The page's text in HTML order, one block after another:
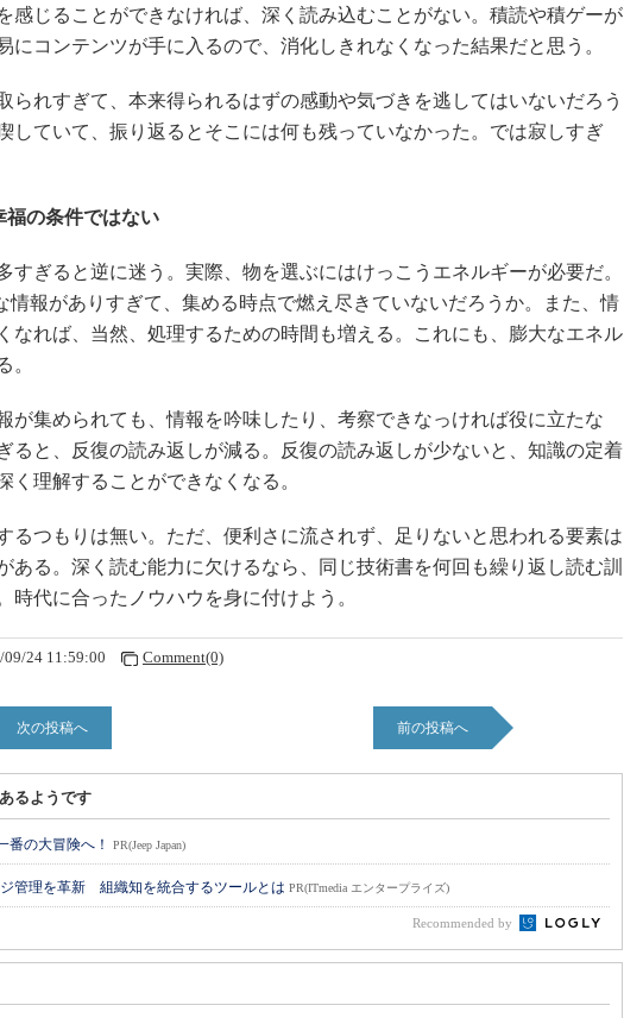
感じることができなければ、深く読み込むことがない。積読や積ゲーが
にコンテンツが手に入るので、消化しきれなくなった結果だと思う。
れすぎて、本来得られるはずの感動や気づきを逃してはいないだろう
していて、振り返るとそこには何も残っていなかった。では寂しすぎ
福の条件ではない
ぎると逆に迷う。実際、物を選ぶにはけっこうエネルギーが必要だ。
情報がありすぎて、集める時点で燃え尽きていないだろうか。また、情
なれば、当然、処理するための時間も増える。これにも、膨大なエネル
。
が集められても、情報を吟味したり、考察できなっければ役に立たな
ると、反復の読み返しが減る。反復の読み返しが少ないと、知識の定着
く理解することができなくなる。
るつもりは無い。ただ、便利さに流されず、足りないと思われる要素は
ある。深く読む能力に欠けるなら、同じ技術書を何回も繰り返し読む訓
時代に合ったノウハウを身に付けよう。
09/24 11:59:00 Comment(0)
次の投稿へ 前の投稿へ
るようです
番の大冒険へ！ PR(Jeep Japan)
管理を革新 組織知を統合するツールとは PR(ITmedia エンタープライズ)
Recommended by